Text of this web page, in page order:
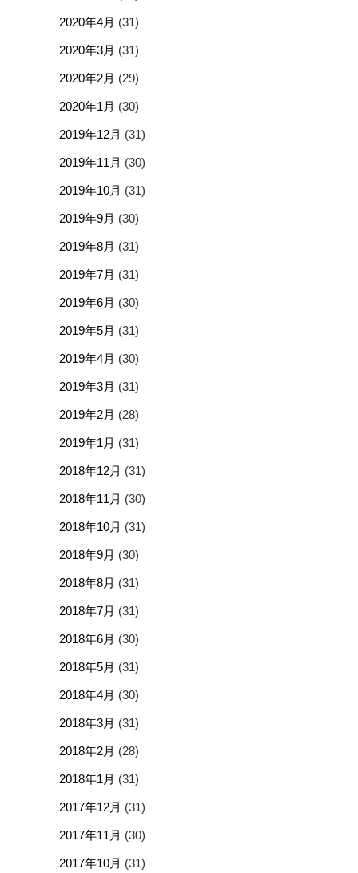
2020年4月 (31)
2020年3月 (31)
2020年2月 (29)
2020年1月 (30)
2019年12月 (31)
2019年11月 (30)
2019年10月 (31)
2019年9月 (30)
2019年8月 (31)
2019年7月 (31)
2019年6月 (30)
2019年5月 (31)
2019年4月 (30)
2019年3月 (31)
2019年2月 (28)
2019年1月 (31)
2018年12月 (31)
2018年11月 (30)
2018年10月 (31)
2018年9月 (30)
2018年8月 (31)
2018年7月 (31)
2018年6月 (30)
2018年5月 (31)
2018年4月 (30)
2018年3月 (31)
2018年2月 (28)
2018年1月 (31)
2017年12月 (31)
2017年11月 (30)
2017年10月 (31)